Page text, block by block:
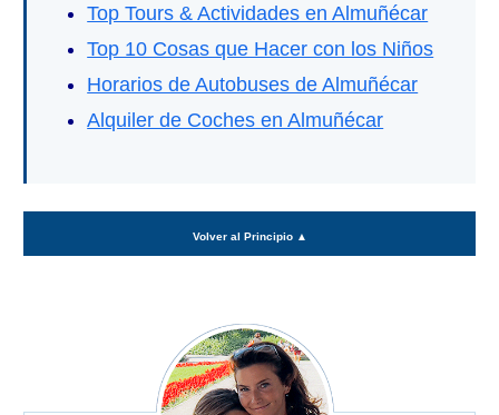
Top Tours & Actividades en Almuñécar
Top 10 Cosas que Hacer con los Niños
Horarios de Autobuses de Almuñécar
Alquiler de Coches en Almuñécar
Volver al Principio ▲